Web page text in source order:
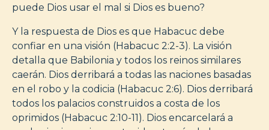
puede Dios usar el mal si Dios es bueno?
Y la respuesta de Dios es que Habacuc debe
confiar en una visión (Habacuc 2:2-3). La visión
detalla que Babilonia y todos los reinos similares
caerán. Dios derribará a todas las naciones basadas
en el robo y la codicia (Habacuc 2:6). Dios derribará
todos los palacios construidos a costa de los
oprimidos (Habacuc 2:10-11). Dios encarcelará a